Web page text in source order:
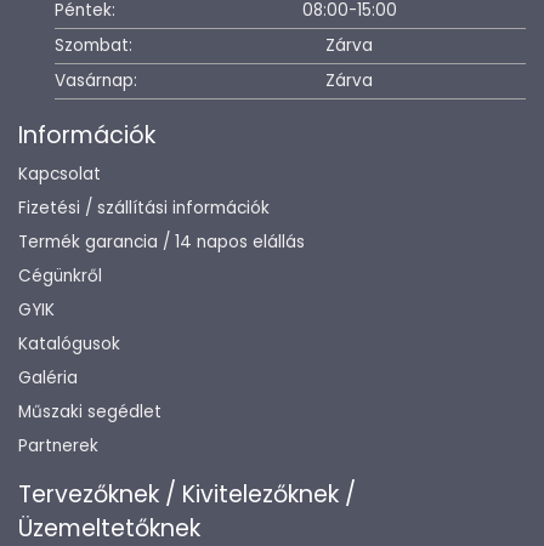
Péntek:
08:00-15:00
Szombat:
Zárva
Vasárnap:
Zárva
Információk
Kapcsolat
Fizetési / szállítási információk
Termék garancia / 14 napos elállás
Cégünkről
GYIK
Katalógusok
Galéria
Műszaki segédlet
Partnerek
Tervezőknek / Kivitelezőknek /
Üzemeltetőknek